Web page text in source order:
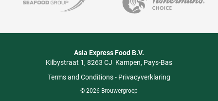
Asia Express Food B.V.
Kilbystraat 1 8263 CJ Kampen Pays-Bas
Terms and Conditions- Privacyverklaring
© 2026 Brouwergroep